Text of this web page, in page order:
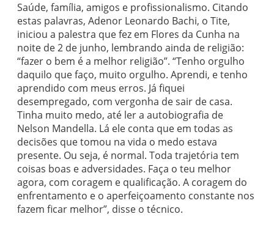
Saúde, família, amigos e profissionalismo. Citando
estas palavras, Adenor Leonardo Bachi, o Tite,
iniciou a palestra que fez em Flores da Cunha na
noite de 2 de junho, lembrando ainda de religião:
“fazer o bem é a melhor religião”. “Tenho orgulho
daquilo que faço, muito orgulho. Aprendi, e tenho
aprendido com meus erros. Já fiquei
desempregado, com vergonha de sair de casa.
Tinha muito medo, até ler a autobiografia de
Nelson Mandella. Lá ele conta que em todas as
decisões que tomou na vida o medo estava
presente. Ou seja, é normal. Toda trajetória tem
coisas boas e adversidades. Faça o teu melhor
agora, com coragem e qualificação. A coragem do
enfrentamento e o aperfeiçoamento constante nos
fazem ficar melhor”, disse o técnico.